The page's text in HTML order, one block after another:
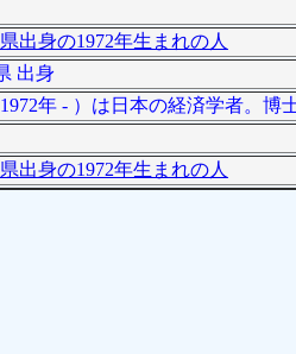
出身の1972年生まれの人
出身
年 - ）は日本の経済学者。博
出身の1972年生まれの人